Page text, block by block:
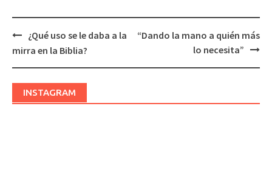
Post
¿Qué uso se le daba a la
mirra en la Biblia?
“Dando la mano a quién más
lo necesita”
INSTAGRAM